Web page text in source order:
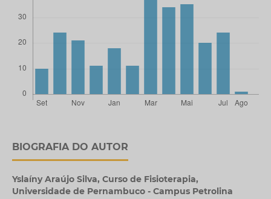
BIOGRAFIA DO AUTOR
Yslaíny Araújo Silva, Curso de Fisioterapia,
Universidade de Pernambuco - Campus Petrolina